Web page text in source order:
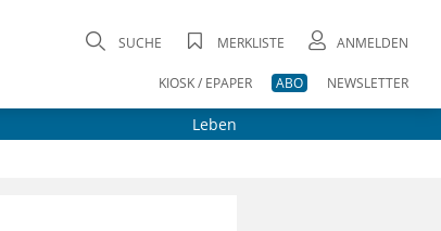
SUCHE MERKLISTE ANMELDEN
KIOSK / EPAPER ABO NEWSLETTER
Leben